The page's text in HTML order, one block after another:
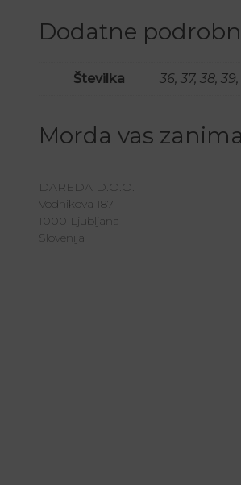
Dodatne
Številka 36, 37, 38,
Morda vas
DAREDA D.O.O.
Vodnikova 187
1000 Ljubljana
Slovenija